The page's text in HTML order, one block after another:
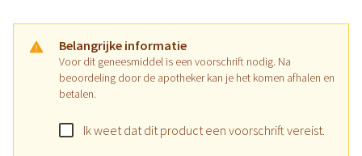
Belangrijke informatie
Voor dit geneesmiddel is een voorschrift nodig. Na
beoordeling door de apotheker kan je het komen afhalen en
betalen.
Ik weet dat dit product een voorschrift vereist.